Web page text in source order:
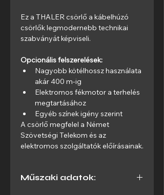
Ez a THALER csörlő a kábelhúzó
csörlők legmodernebb technikai
szabványát képviseli.
Opcionális felszerelések:
Nagyobb kötélhossz használata
akár 400 m-ig
Elektromos fékmotor a terhelés
megtartásához
Egyéb színek igény szerint
A csörlő megfelel a Német
Szövetségi Telekom és az
elektromos szolgáltatók előírásainak.
Műszaki adatok: